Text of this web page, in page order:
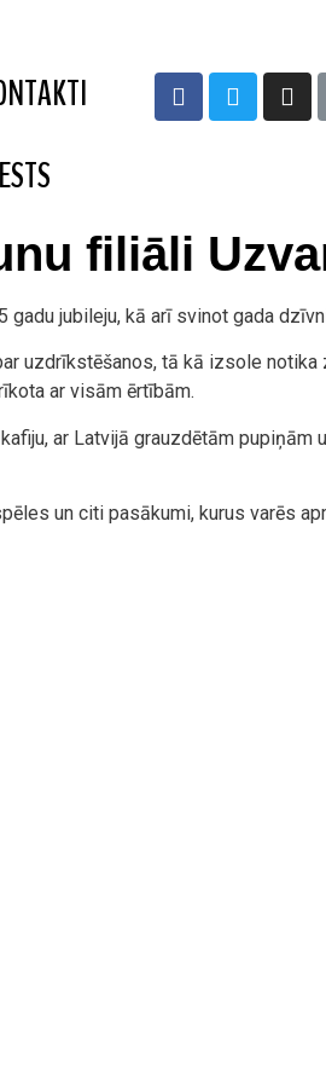
filiāli
jubileju, kā arī svinot gada
uzdrīkstēšanos, tā kā izsole notika
ar visām ērtībām.
ar Latvijā grauzdētām pupiņām
un citi pasākumi, kurus varēs